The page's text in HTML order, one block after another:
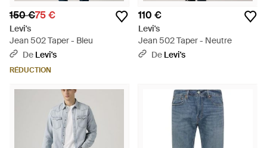
150 €75 €
Levi's
Jean 502 Taper - Bleu
De Levi's
RÉDUCTION
110 €
Levi's
Jean 502 Taper - Neutre
De Levi's